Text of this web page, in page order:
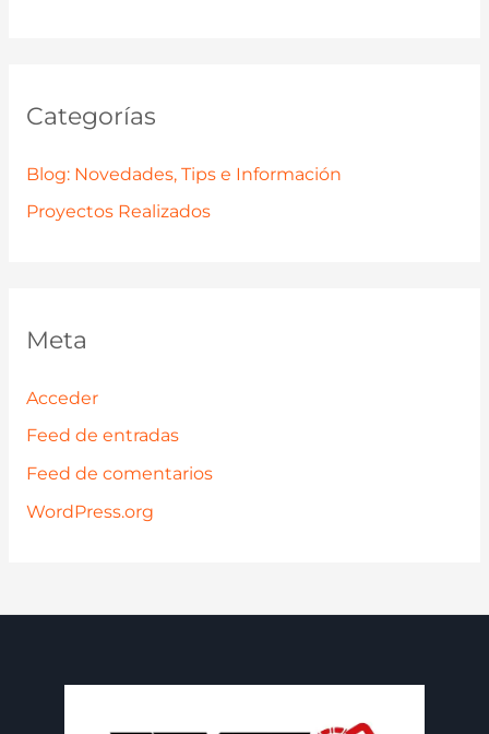
Categorías
Blog: Novedades, Tips e Información
Proyectos Realizados
Meta
Acceder
Feed de entradas
Feed de comentarios
WordPress.org